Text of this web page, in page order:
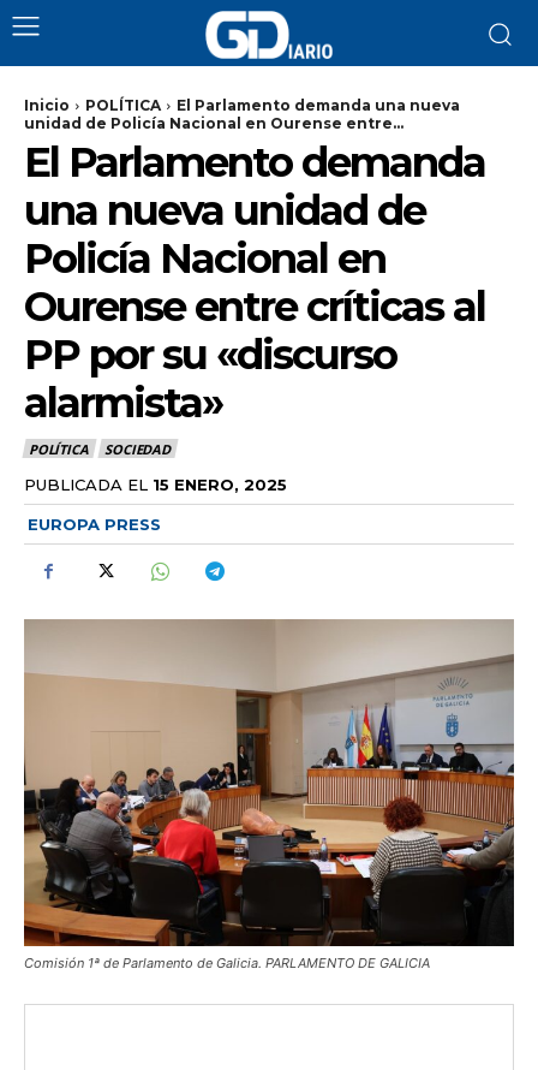
Inicio POLÍTICA
El Parlamento demanda una nueva
unidad de Policía Nacional en Ourense entre...
El Parlamento demanda
una nueva unidad de
Policía Nacional en
Ourense entre críticas al
PP por su «discurso
alarmista»
POLÍTICA SOCIEDAD
PUBLICADA EL 15 ENERO, 2025
EUROPA PRESS
Comisión 1ª de Parlamento de Galicia. PARLAMENTO DE GALICIA